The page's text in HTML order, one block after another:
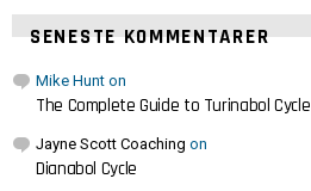
SENESTE KOMMENTARER
Mike Hunt on
The Complete Guide to Turinabol Cycle
Jayne Scott Coaching on
Dianabol Cycle